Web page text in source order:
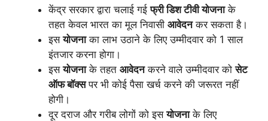
केंद्र सरकार द्वारा चलाई गईफ्री डिश टीवी योजनाके
तहत केवल भारत का मूल निवासी आवेदनकर सकता है।
इसयोजनाका लाभ उठाने के लिए उम्मीदवार को 1 साल
इंतजार करना होगा।
इसयोजनाके तहत आवेदनकरने वाले उम्मीदवार कोसेट
ऑफ बॉक्सपर भी कोई पैसा खर्च करने की जरूरत नहीं
होगी।
दूर दराज और गरीब लोगों को इसयोजनाके लिए